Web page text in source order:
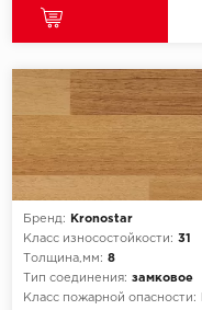
Бренд:
Kronostar
Класс износостойкости: 31
Толщина,мм: 8
Тип соединения: замковое
Класс пожарной опасности: